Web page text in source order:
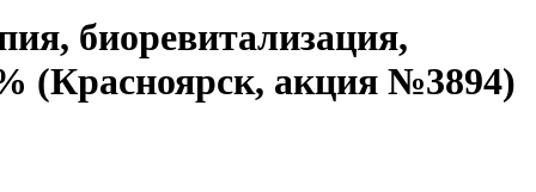
биоревитализация,
(Красноярск, акция №3894)